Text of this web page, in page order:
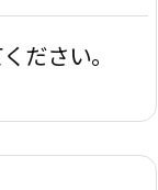
ださい。